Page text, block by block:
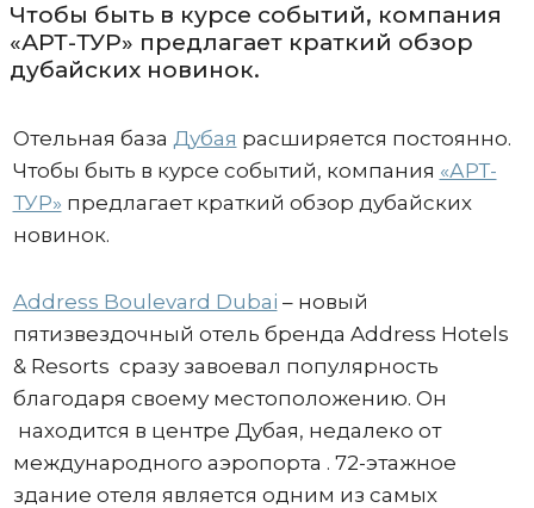
Чтобы быть в курсе событий, компания
«АРТ-ТУР» предлагает краткий обзор
дубайских новинок.
Отельная база Дубая расширяется постоянно.
Чтобы быть в курсе событий, компания «АРТ-
ТУР» предлагает краткий обзор дубайских
новинок.
Address Boulevard Dubai – новый
пятизвездочный отель бренда Address Hotels
& Resorts сразу завоевал популярность
благодаря своему местоположению. Он
находится в центре Дубая, недалеко от
международного аэропорта . 72-этажное
здание отеля является одним из самых